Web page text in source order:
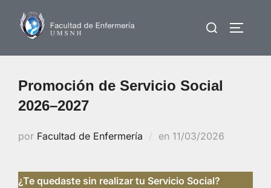
contenido
Buscar:
Promoción de Servicio Social
2026–2027
por Facultad de Enfermería en Publicado
11/03/2026
¿Te quedaste sin realizar tu Servicio Social?